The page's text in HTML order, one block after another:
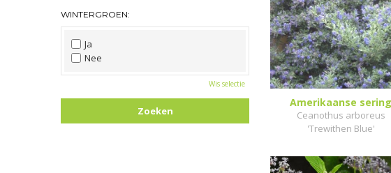
Amerikaanse sering
Ceanothus arboreus
'Trewithen Blue'
Roze
Wit
Zwart
WINTERGROEN:
Ja
Nee
Wis selectie